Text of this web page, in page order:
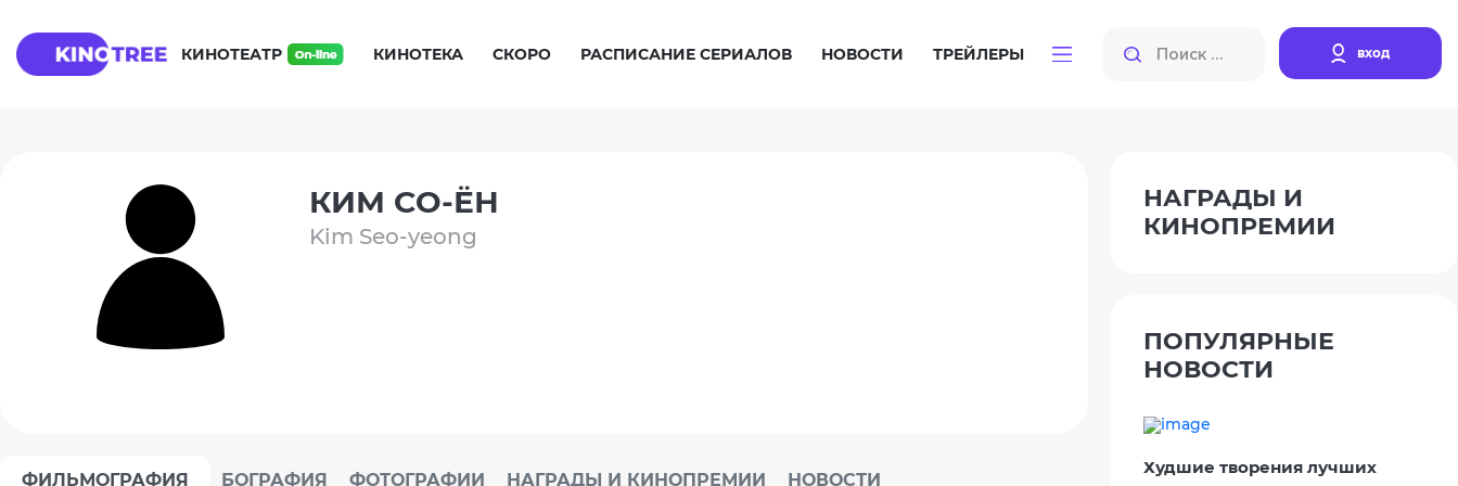
КИНОТЕАТР КИНОТЕКА СКОРО РАСПИСАНИЕ СЕРИАЛОВ НОВОСТИ ТРЕЙЛЕРЫ вход
КИМ СО-ЁН
Kim Seo-yeong
ФИЛЬМОГРАФИЯ БОГРАФИЯ ФОТОГРАФИИ НАГРАДЫ И КИНОПРЕМИИ НОВОСТИ
НАГРАДЫ И
КИНОПРЕМИИ
ПОПУЛЯРНЫЕ
НОВОСТИ
Худшие творения лучших